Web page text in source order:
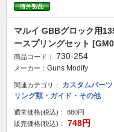
マルイ GBBグロック用
ースプリングセット
商品コード： 730-254
メーカー： Guns Modify
関連カテゴリ： カスタムパーツ
リング類・ガイド・その他
通常価格(税込)：
880円
販売価格(税込)：
748円